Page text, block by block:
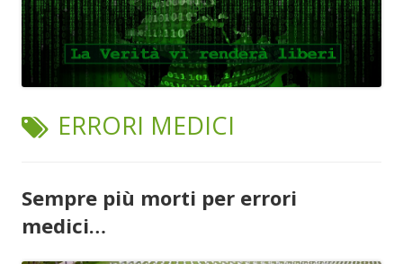
TAG:
ERRORI MEDICI
Sempre più morti per errori
medici…